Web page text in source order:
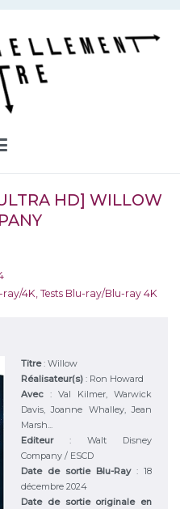
HD] WILLOW
ray/4K Tests Blu-ray/Blu-ray 4K
Titre:Willow
Réalisateur(s): Ron Howard
Avec:Val Kilmer, Warwick
Davis, Joanne Whalley, Jean
Marsh...
Editeur:Walt Disney
Company / ESCD
Date de sortie Blu-Ray: 18
décembre 2024
Date de sortie originale en